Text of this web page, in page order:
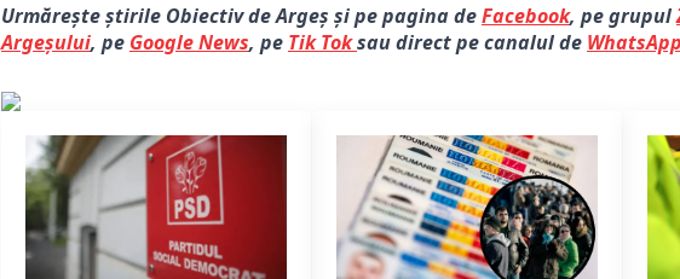
Urmărește știrile Obiectiv de Argeș și pe pagina deFacebook, pe grupul
Argeșului, pe Google News, pe Tik Toksau direct pe canalul de WhatsApp